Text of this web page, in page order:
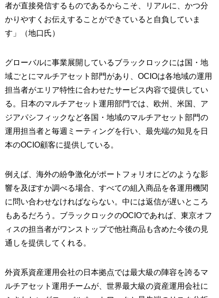
者が直接発信するものであるからこそ、リアルに、かつ分
かりやすくお伝えすることができていると自負していま
す」（地口氏）
グローバルに事業展開しているブラックロックには国・地
域ごとにマルチアセット部門があり、OCIOは各地域の運用
担当者がエリア特性に合わせたサービス内容で提供してい
る。日本のマルチアセット運用部門では、欧州、米国、ア
ジアパシフィックなど各国・地域のマルチアセット部門の
運用担当者と毎週ミーティングを行い、最先端の知見を日
本のOCIO顧客に提供している。
例えば、海外の紛争激化がポートフォリオにどのような影
響を及ぼすか調べる場合、すべての組入商品を各運用機関
に問い合わせなければならない。中には返信が遅いところ
もあるだろう。ブラックロックのOCIOであれば、東京オフ
ィスの担当者がワンストップで他社商品も含めた今後の見
通しを提供してくれる。
外資系資産運用会社の日本拠点では最大級の陣容を誇るマ
ルチアセット運用チームが、世界最大級の資産運用会社に